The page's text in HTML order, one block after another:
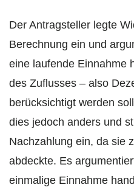
Der Antragsteller legte
Berechnung ein und
eine laufende Einnahme
des Zuflusses – also
berücksichtigt werden
dies jedoch anders und
Nachzahlung ein, da sie
abdeckte. Es
einmalige Einnahme